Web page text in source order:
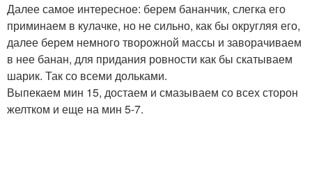
Далее самое интересное: берем бананчик, слегка его
приминаем в кулачке, но не сильно, как бы округляя его,
далее берем немного творожной массы и заворачиваем
в нее банан, для придания ровности как бы скатываем
шарик. Так со всеми дольками.
Выпекаем мин 15, достаем и смазываем со всех сторон
желтком и еще на мин 5-7.